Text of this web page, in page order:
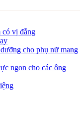
có vị đắng
cho phụ nữ mang
ngon cho các ông